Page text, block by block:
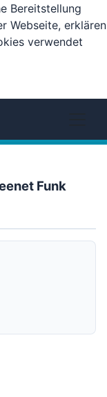
Bereitstellung
Webseite, erklären
verwendet
Funk